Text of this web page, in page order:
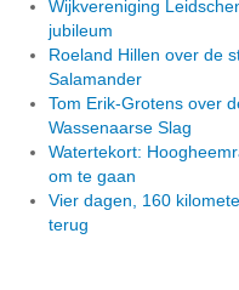
Wijkvereniging
jubileum
Roeland Hillen over de
Salamander
Tom Erik-Grotens over
Wassenaarse Slag
Watertekort:
om te gaan
Vier dagen, 160
terug